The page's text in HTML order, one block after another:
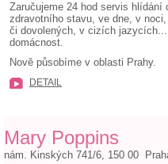
Zaručujeme 24 hod servis
zdravotního stavu, ve dne, v
či dovolených, v cizích
domácnost.
Nově působíme v oblasti Prahy.
DETAIL
Mary Poppins
nám. Kinských 741/6, 150 00